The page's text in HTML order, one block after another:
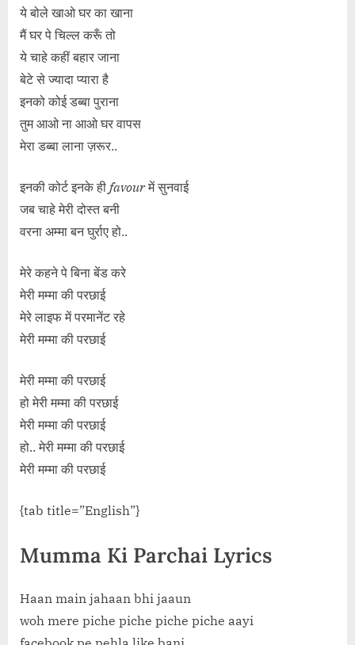
ये बोले खाओ घर का खाना
मैं घर पे चिल्ल करूँ तो
ये चाहे कहीं बहार जाना
बेटे से ज्यादा प्यारा है
इनको कोई डब्बा पुराना
तुम आओ ना आओ घर वापस
मेरा डब्बा लाना ज़रूर..
इनकी कोर्ट इनके ही favourमें सुनवाई
जब चाहे मेरी दोस्त बनी
वरना अम्मा बन घुर्राए हो..
मेरे कहने पे बिना बेंड करे
मेरी मम्मा की परछाई
मेरे लाइफ में परमानेंट रहे
मेरी मम्मा की परछाई
मेरी मम्मा की परछाई
हो मेरी मम्मा की परछाई
मेरी मम्मा की परछाई
हो.. मेरी मम्मा की परछाई
मेरी मम्मा की परछाई
{tab title=”English”}
Mumma Ki Parchai Lyrics
Haan main jahaan bhi jaaun
woh mere piche piche piche piche aayi